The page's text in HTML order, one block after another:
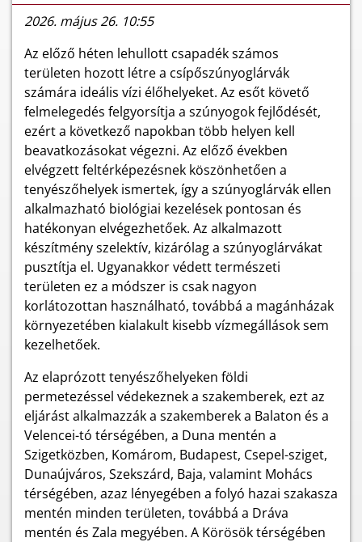
2026. május 26. 10:55
Az előző héten lehullott csapadék számos
területen hozott létre a csípőszúnyoglárvák
számára ideális vízi élőhelyeket. Az esőt követő
felmelegedés felgyorsítja a szúnyogok fejlődését,
ezért a következő napokban több helyen kell
beavatkozásokat végezni. Az előző években
elvégzett feltérképezésnek köszönhetően a
tenyészőhelyek ismertek, így a szúnyoglárvák ellen
alkalmazható biológiai kezelések pontosan és
hatékonyan elvégezhetőek. Az alkalmazott
készítmény szelektív, kizárólag a szúnyoglárvákat
pusztítja el. Ugyanakkor védett természeti
területen ez a módszer is csak nagyon
korlátozottan használható, továbbá a magánházak
környezetében kialakult kisebb vízmegállások sem
kezelhetőek.
Az elaprózott tenyészőhelyeken földi
permetezéssel védekeznek a szakemberek, ezt az
eljárást alkalmazzák a szakemberek a Balaton és a
Velencei-tó térségében, a Duna mentén a
Szigetközben, Komárom, Budapest, Csepel-sziget,
Dunaújváros, Szekszárd, Baja, valamint Mohács
térségében, azaz lényegében a folyó hazai szakasza
mentén minden területen, továbbá a Dráva
mentén és Zala megyében. A Körösök térségében